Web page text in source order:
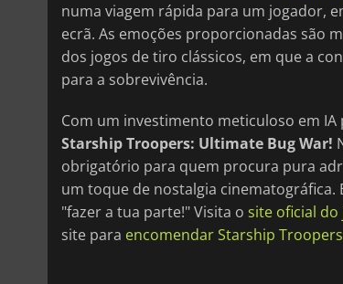
numa viagem rápida para um jogador,
ecrã. As emoções proporcionadas são
dos jogos de tiro clássicos, em que a
para a sobrevivência.
Com um investimento meticuloso em
Starship Troopers: Ultimate Bug War!
obrigatório para quem procura pura
um toque de nostalgia
"fazer a tua parte!" Visita o site oficial do
site para encomendar Starship